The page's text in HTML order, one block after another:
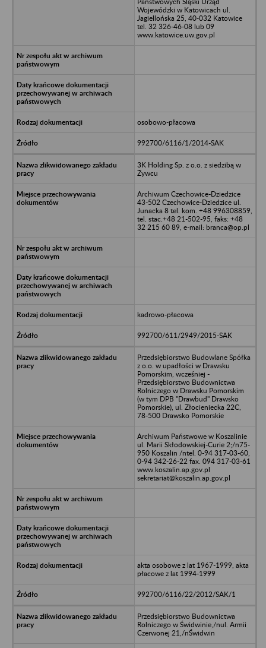
Wojewódzki w Katowicach ul.
Jagiellońska 25, 40-032 Katowice
tel. 32 326-46-08 lub 09
www.katowice.uw.gov.pl
osobowo-płacowa
992700/6116/1/2014-SAK
3K Holding Sp. z o.o. z siedzibą w
Żywcu
Archiwum Czechowice-Dziedzice
43-502 Czechowice-Dziedzice ul.
Junacka 8 tel. kom. +48 996308859,
tel. stac.+48 21-502-95, faks: +48
32 215 60 89, e-mail: branca@op.pl
kadrowo-płacowa
992700/611/2949/2015-SAK
Przedsiębiorstwo Budowlane Spółka
z o.o. w upadłości w Drawsku
Pomorskim, wcześniej -
Przedsiębiorstwo Budownictwa
Rolniczego w Drawsku Pomorskim
(w tym DPB "Drawbud" Drawsko
Pomorskie), ul. Złocieniecka 22C,
78-500 Drawsko Pomorskie
Archiwum Państwowe w Koszalinie
ul. Marii Skłodowskiej-Curie 2;/n75-
950 Koszalin /ntel. 0-94 317-03-60,
0-94 342-26-22 fax. 094 317-03-61
www.koszalin.ap.gov.pl
sekretariat@koszalin.ap.gov.pl
akta osobowe z lat 1967-1999, akta
płacowe z lat 1994-1999
992700/6116/22/2012/SAK/1
Przedsiębiorstwo Budownictwa
Rolniczego w Świdwinie,/nul. Armii
Czerwonej 21,/nŚwidwin